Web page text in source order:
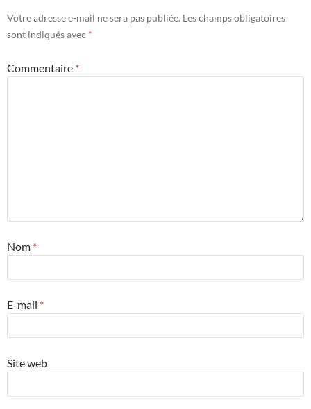
Votre adresse e-mail ne sera pas publiée. Les champs obligatoires
sont indiqués avec *
Commentaire *
Nom *
E-mail *
Site web